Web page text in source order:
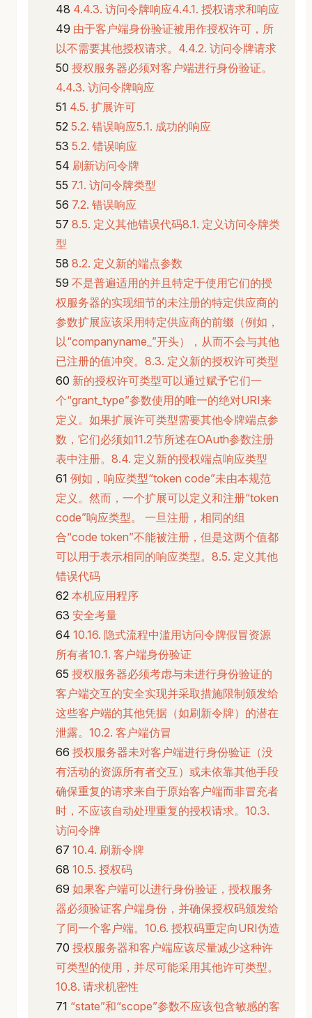
4.4.3. 访问令牌响应4.4.1. 授权请求和响应
由于客户端身份验证被用作授权许可，所
以不需要其他授权请求。4.4.2. 访问令牌请求
授权服务器必须对客户端进行身份验证。
4.4.3. 访问令牌响应
4.5. 扩展许可
5.2. 错误响应5.1. 成功的响应
5.2. 错误响应
刷新访问令牌
7.1. 访问令牌类型
7.2. 错误响应
8.5. 定义其他错误代码8.1. 定义访问令牌类
型
8.2. 定义新的端点参数
不是普遍适用的并且特定于使用它们的授
权服务器的实现细节的未注册的特定供应商的
参数扩展应该采用特定供应商的前缀（例如，
以“companyname_”开头），从而不会与其他
已注册的值冲突。8.3. 定义新的授权许可类型
新的授权许可类型可以通过赋予它们一
个“grant_type”参数使用的唯一的绝对URI来
定义。如果扩展许可类型需要其他令牌端点参
数，它们必须如11.2节所述在OAuth参数注册
表中注册。8.4. 定义新的授权端点响应类型
例如，响应类型“token code”未由本规范
定义。然而，一个扩展可以定义和注册“token
code”响应类型。 一旦注册，相同的组
合“code token”不能被注册，但是这两个值都
可以用于表示相同的响应类型。8.5. 定义其他
错误代码
本机应用程序
安全考量
10.16. 隐式流程中滥用访问令牌假冒资源
所有者10.1. 客户端身份验证
授权服务器必须考虑与未进行身份验证的
客户端交互的安全实现并采取措施限制颁发给
这些客户端的其他凭据（如刷新令牌）的潜在
泄露。10.2. 客户端仿冒
授权服务器未对客户端进行身份验证（没
有活动的资源所有者交互）或未依靠其他手段
确保重复的请求来自于原始客户端而非冒充者
时，不应该自动处理重复的授权请求。10.3.
访问令牌
10.4. 刷新令牌
10.5. 授权码
如果客户端可以进行身份验证，授权服务
器必须验证客户端身份，并确保授权码颁发给
了同一个客户端。10.6. 授权码重定向URI伪造
授权服务器和客户端应该尽量减少这种许
可类型的使用，并尽可能采用其他许可类型。
10.8. 请求机密性
“state”和“scope”参数不应该包含敏感的客